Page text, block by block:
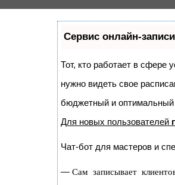
Сервис онлайн-
Тот, кто работает в сфере
нужно видеть свое
бюджетный и
Для новых пользователей
Чат-бот для мастеров и
— Сам записывает